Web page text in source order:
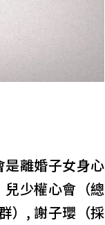
離婚子女身心
少權心會（總
）, 謝子瓔（採